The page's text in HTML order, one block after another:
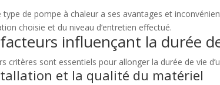
type de pompe à chaleur a ses avantages et
choisie et du niveau d’entretien effectué.
influençant la durée
critères sont essentiels pour allonger la durée de vie
et la qualité du matériel